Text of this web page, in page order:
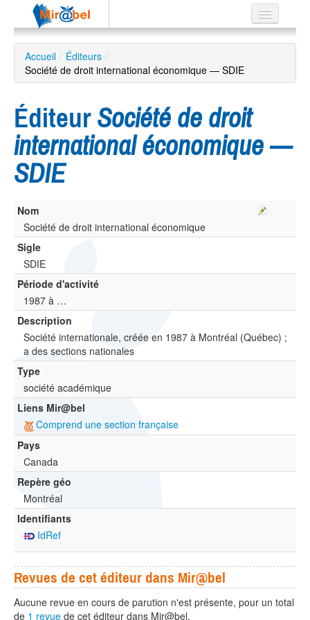
Le réseau
Soutien
Recherche
avancée
ES
?
Accueil / Éditeurs /
Société de droit international économique — SDIE
Éditeur Société de droit
international économique —
SDIE
Nom
Société de droit international économique
Sigle
SDIE
Période d'activité
1987 à …
Description
Société internationale, créée en 1987 à Montréal (Québec) ;
a des sections nationales
Type
société académique
Liens Mir@bel
Comprend une section française
Pays
Canada
Repère géo
Montréal
Identifiants
IdRef
Revues de cet éditeur dans Mir@bel
Aucune revue en cours de parution n'est présente, pour un total
de 1 revue de cet éditeur dans Mir@bel.